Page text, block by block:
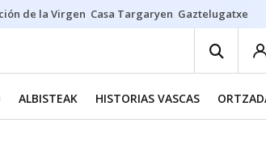
de la Virgen Casa Targaryen Gaztelugatxe
ALBISTEAK HISTORIAS VASCAS